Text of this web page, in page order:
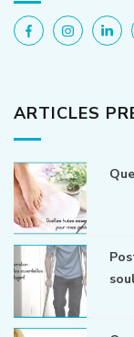
ARTICLES